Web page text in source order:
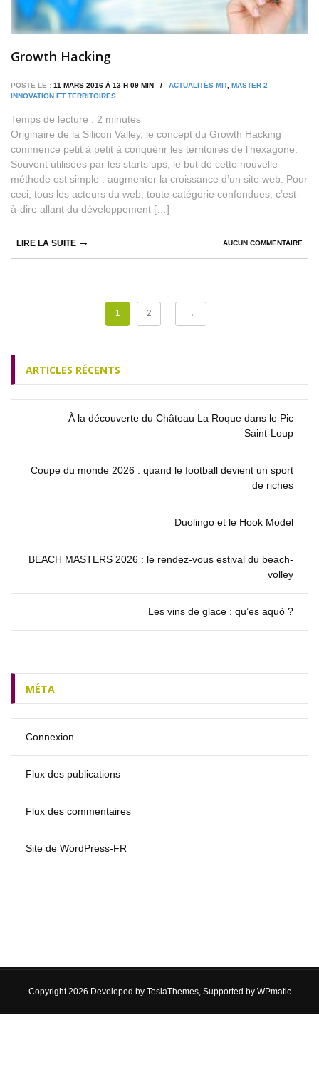
Growth Hacking
POSTÉ LE : 11 MARS 2016 À 13 H 09 MIN / ACTUALITÉS MIT, MASTER 2
INNOVATION ET TERRITOIRES
Temps de lecture : 2 minutes
Originaire de la Silicon Valley, le concept du Growth Hacking
commence petit à petit à conquérir les territoires de l’hexagone.
Souvent utilisées par les starts ups, le but de cette nouvelle
méthode est simple : augmenter la croissance d’un site web. Pour
ceci, tous les acteurs du web, toute catégorie confondues, c’est-
à-dire allant du développement […]
AUCUN COMMENTAIRE
LIRE LA SUITE
1 2 →
ARTICLES RÉCENTS
À la découverte du Château La Roque dans le Pic
Saint‑Loup
Coupe du monde 2026 : quand le football devient un sport
de riches
Duolingo et le Hook Model
BEACH MASTERS 2026 : le rendez‑vous estival du beach-
volley
Les vins de glace : qu’es aquò ?
MÉTA
Connexion
Flux des publications
Flux des commentaires
Site de WordPress-FR
Copyright 2026 Developed by TeslaThemes, Supported by WPmatic